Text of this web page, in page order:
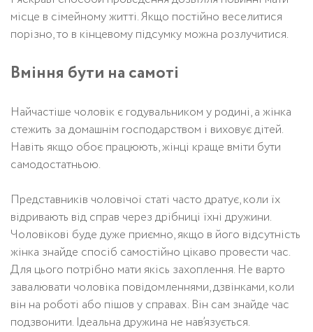
місце в сімейному житті. Якщо постійно веселитися
порізно, то в кінцевому підсумку можна розлучитися.
Вміння бути на самоті
Найчастіше чоловік є годувальником у родині, а жінка
стежить за домашнім господарством і виховує дітей.
Навіть якщо обоє працюють, жінці краще вміти бути
самодостатньою.
Представників чоловічої статі часто дратує, коли їх
відривають від справ через дрібниці їхні дружини.
Чоловікові буде дуже приємно, якщо в його відсутність
жінка знайде спосіб самостійно цікаво провести час.
Для цього потрібно мати якісь захоплення. Не варто
завалювати чоловіка повідомленнями, дзвінками, коли
він на роботі або пішов у справах. Він сам знайде час
подзвонити. Ідеальна дружина не нав’язується.